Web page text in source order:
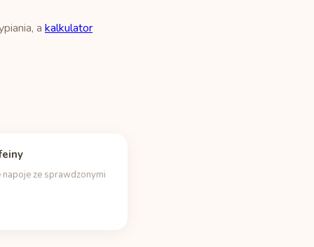
a kalkulator
napoje ze sprawdzonymi